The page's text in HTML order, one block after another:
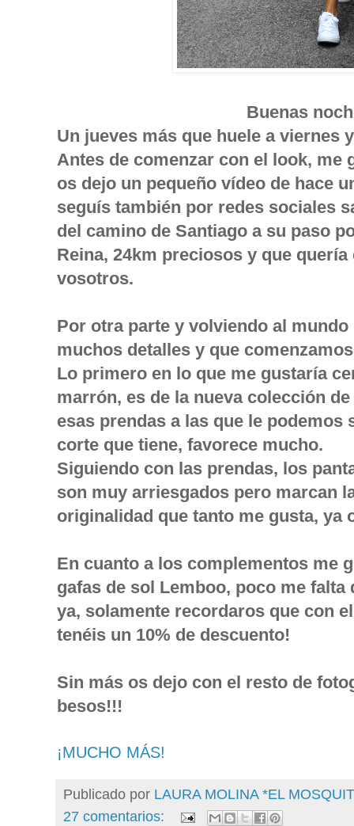
Buenas
Un jueves más que huele a viernes
Antes de comenzar con el look, me
os dejo un pequeño vídeo de hace
seguís también por redes sociales
del camino de Santiago a su paso
Reina, 24km preciosos y que
vosotros.
Por otra parte y volviendo al
muchos detalles y que
Lo primero en lo que me gustaría
marrón, es de la nueva colección de
esas prendas a las que le
corte que tiene, favorece mucho.
Siguiendo con las prendas, los
son muy arriesgados pero marcan
originalidad que tanto me gusta, ya
En cuanto a los complementos me
gafas de sol Lemboo, poco me
ya, solamente recordaros que con
tenéis un 10% de descuento!
Sin más os dejo con el resto de
besos!!!
¡MUCHO MÁS!
Publicado por LAURA MOLINA *EL
27 comentarios: